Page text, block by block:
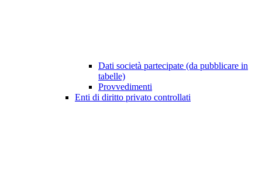
Dati società partecipate (da pubblicare in
tabelle)
Provvedimenti
Enti di diritto privato controllati